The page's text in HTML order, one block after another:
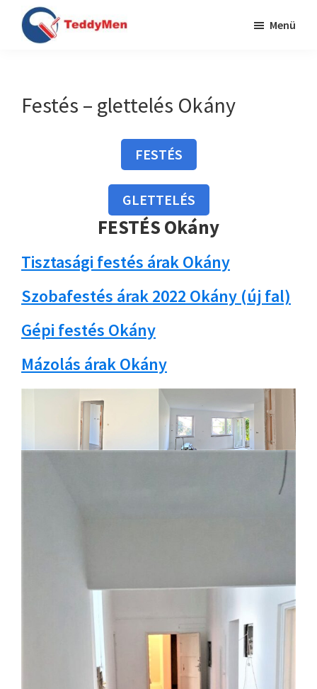
Ugrás
és
Pest
Menü
Festés – glettelés Okány
FESTÉS
GLETTELÉS
FESTÉS Okány
Tisztasági festés árak Okány
Szobafestés árak 2022 Okány (új fal)
Gépi festés Okány
Mázolás árak Okány